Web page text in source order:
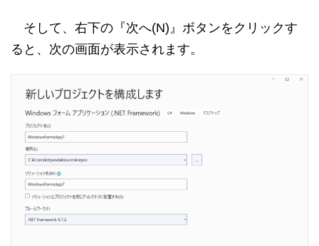
そして、右下の『次へ(N)』ボタンをクリックす
ると、次の画面が表示されます。